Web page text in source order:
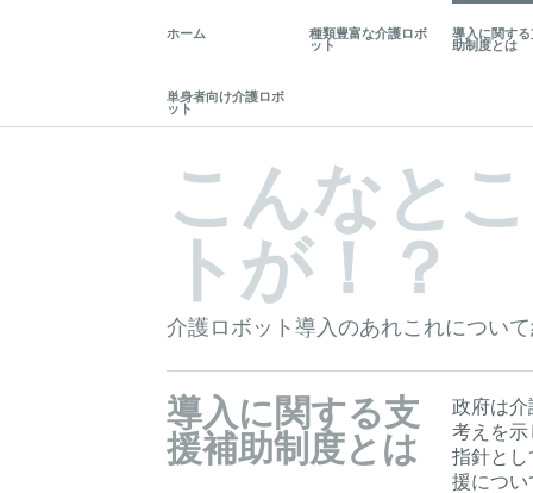
ホーム 種類豊富な介護ロボ
ット
導入に関す
助制度とは
単身者向け介護ロボ
ット
こんなと
トが！？
介護ロボット導入のあれこれについ
導入に関する支
援補助制度とは
政府は
考えを
指針と
援につ